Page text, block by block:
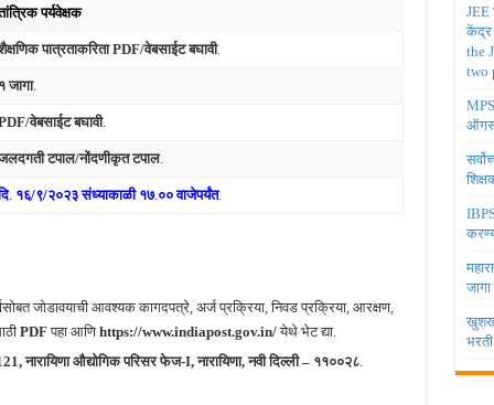
पर्यवेक्षक
पात्रताकरिता PDF/वेबसाईट बघावी.
जागा.
वेबसाईट बघावी.
टपाल/नोंदणीकृत टपाल.
. १६/९/२०२३ संध्याकाळी १७.०० वाजेपर्यंत.
जोडावयाची आवश्यक कागदपत्रे, अर्ज प्रक्रिया, निवड प्रक्रिया, आरक्षण,
PDFपहा आणि https://www.indiapost.gov.in/येथे भेट द्या.
नारायिणा औद्योगिक परिसर फेज-I, नारायिणा, नवी दिल्ली – ११००२८.
JEE
केंद्र
the
two